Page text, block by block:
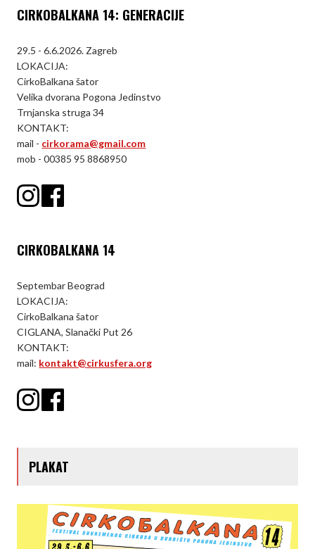
CIRKOBALKANA 14: GENERACIJE
29.5 - 6.6.2026. Zagreb
LOKACIJA:
CirkoBalkana šator
Velika dvorana Pogona Jedinstvo
Trnjanska struga 34
KONTAKT:
mail - cirkorama@gmail.com
mob - 00385 95 8868950
CIRKOBALKANA 14
Septembar Beograd
LOKACIJA:
CirkoBalkana šator
CIGLANA, Slanački Put 26
KONTAKT:
mail: kontakt@cirkusfera.org
PLAKAT